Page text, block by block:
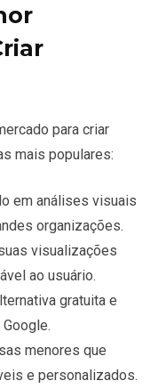
para criar
mais populares:
em análises visuais
organizações.
visualizações
ao usuário.
gratuita e
menores que
e personalizados.